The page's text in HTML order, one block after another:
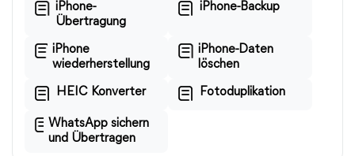
iPhone-
Übertragung
iPhone-Backup
iPhone
wiederherstellung
iPhone-Daten
löschen
HEIC Konverter Fotoduplikation
WhatsApp sichern
und Übertragen